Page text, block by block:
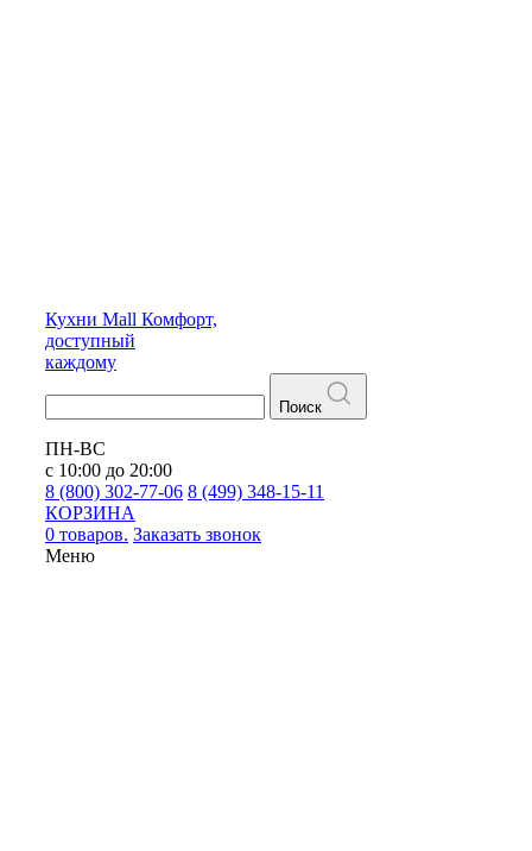
Кухни Mall Комфорт,
доступный
каждому
Поиск
ПН-ВС
с 10:00 до 20:00
8 (800) 302-77-06 8 (499) 348-15-11
КОРЗИНА
0 товаров. Заказать звонок
Меню